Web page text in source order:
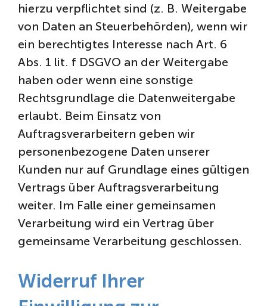
hierzu verpflichtet sind (z. B. Weitergabe
von Daten an Steuerbehörden), wenn wir
ein berechtigtes Interesse nach Art. 6
Abs. 1 lit. f DSGVO an der Weitergabe
haben oder wenn eine sonstige
Rechtsgrundlage die Datenweitergabe
erlaubt. Beim Einsatz von
Auftragsverarbeitern geben wir
personenbezogene Daten unserer
Kunden nur auf Grundlage eines gültigen
Vertrags über Auftragsverarbeitung
weiter. Im Falle einer gemeinsamen
Verarbeitung wird ein Vertrag über
gemeinsame Verarbeitung geschlossen.
Widerruf Ihrer